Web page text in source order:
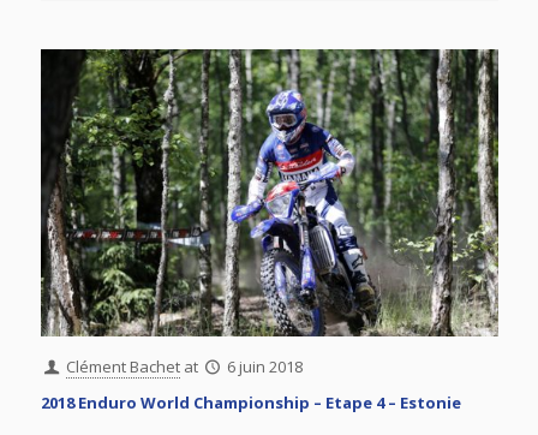
Clément Bachet at
6 juin 2018
2018 Enduro World Championship – Etape 4 – Estonie